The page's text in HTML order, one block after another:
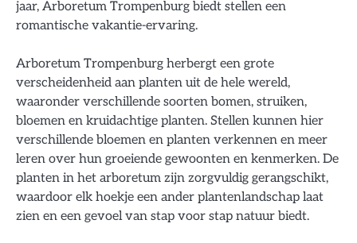
jaar, Arboretum Trompenburg biedt stellen een
romantische vakantie-ervaring.
Arboretum Trompenburg herbergt een grote
verscheidenheid aan planten uit de hele wereld,
waaronder verschillende soorten bomen, struiken,
bloemen en kruidachtige planten. Stellen kunnen hier
verschillende bloemen en planten verkennen en meer
leren over hun groeiende gewoonten en kenmerken. De
planten in het arboretum zijn zorgvuldig gerangschikt,
waardoor elk hoekje een ander plantenlandschap laat
zien en een gevoel van stap voor stap natuur biedt.